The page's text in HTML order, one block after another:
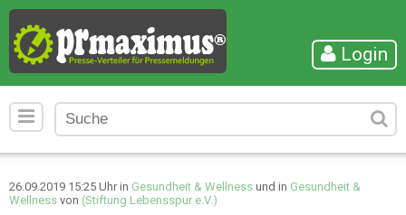
Login
26.09.2019 15:25 Uhr in Gesundheit & Wellness und in Gesundheit &
Wellness von (Stiftung Lebensspur e.V.)